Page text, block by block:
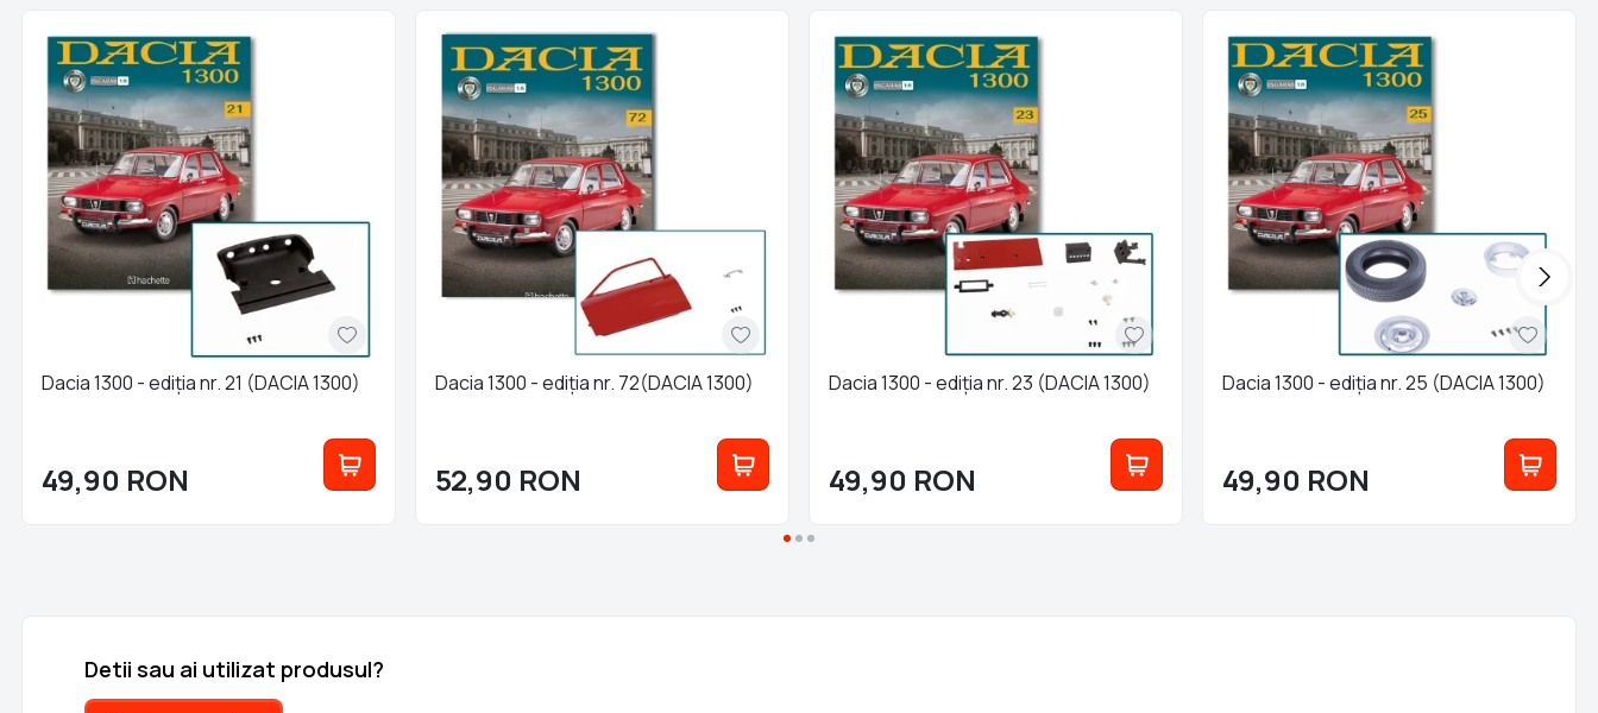
Dacia 1300 - ediția nr. 21 (DACIA 1300)
49,90 RON
Dacia 1300 - ediția nr. 72(DACIA 1300)
52,90 RON
Dacia 1300 - ediția nr. 23 (DACIA 1300)
49,90 RON
Dacia 1300 - ediția nr. 25 (DACIA 1300)
49,90 RON
Detii sau ai utilizat produsul?